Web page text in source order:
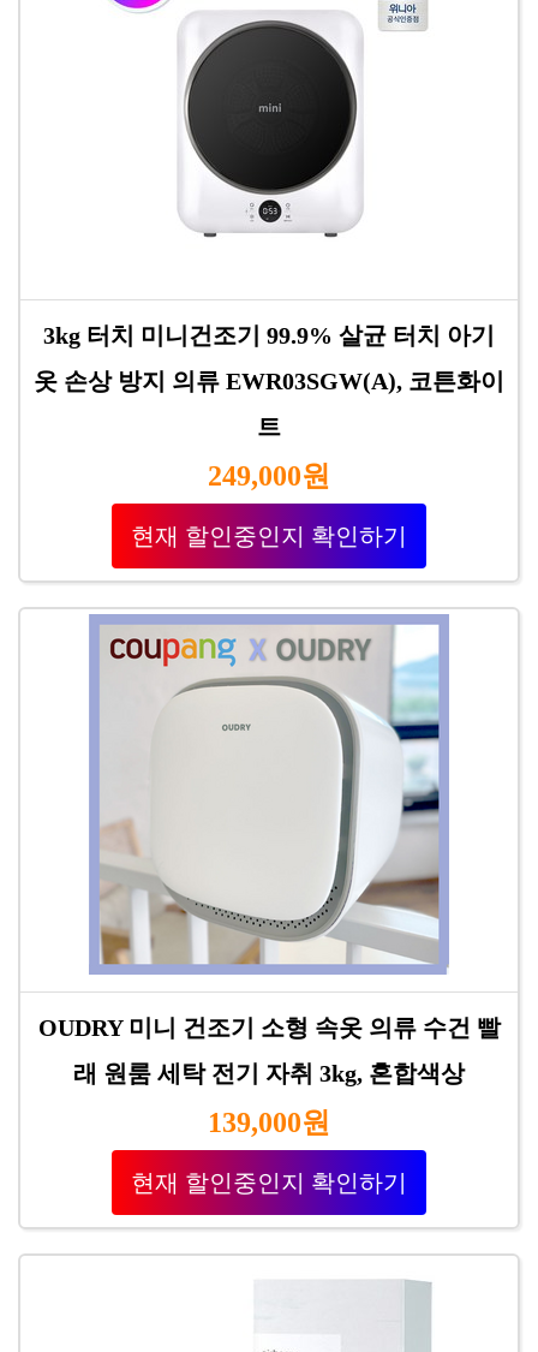
3kg 터치 미니건조기 99.9% 살균 터치 아기
옷 손상 방지 의류 EWR03SGW(A), 코튼화이
트
249,000원
현재 할인중인지 확인하기
OUDRY 미니 건조기 소형 속옷 의류 수건 빨
래 원룸 세탁 전기 자취 3kg, 혼합색상
139,000원
현재 할인중인지 확인하기